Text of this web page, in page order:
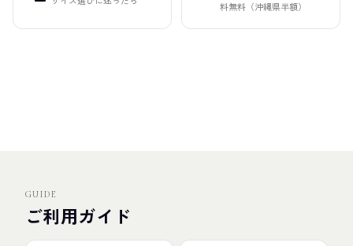
料無料（沖縄県半額）
GUIDE
ご利用ガイド